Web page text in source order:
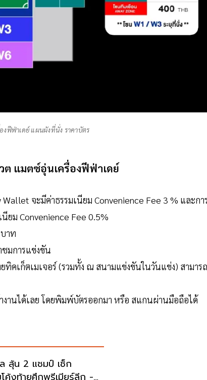
ฟีฟ่าเดย์ แผนผังที่นั่ง ราคาบัตร
ต แมตซ์อุ่นเครื่องฟีฟ่าเดย์
จะมีค่าธรรมเนียม Convenience Fee 3 % และกา
นียม Convenience Fee 0.5%
าท
ชมการแข่งขัน
คเก็ตเมเจอร์ (รวมทั้ง ณ สนามแข่งขันในวันแข่ง) สามารถ
งานได้เลย โดยพิมพ์บัตรออกมา หรือ สแกนผ่านมือถือได้
ลุ้น 2 แชมป์ เช็ก
ค้งท้ายศึกพรีเมียร์ลีก -